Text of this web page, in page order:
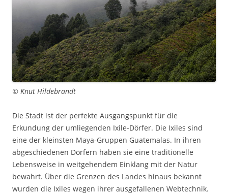
© Knut Hildebrandt
Die Stadt ist der perfekte Ausgangspunkt für die
Erkundung der umliegenden Ixile-Dörfer. Die Ixiles sind
eine der kleinsten Maya-Gruppen Guatemalas. In ihren
abgeschiedenen Dörfern haben sie eine traditionelle
Lebensweise in weitgehendem Einklang mit der Natur
bewahrt. Über die Grenzen des Landes hinaus bekannt
wurden die Ixiles wegen ihrer ausgefallenen Webtechnik.